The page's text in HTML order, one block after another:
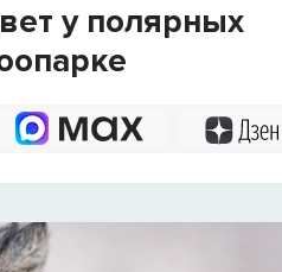
у полярных